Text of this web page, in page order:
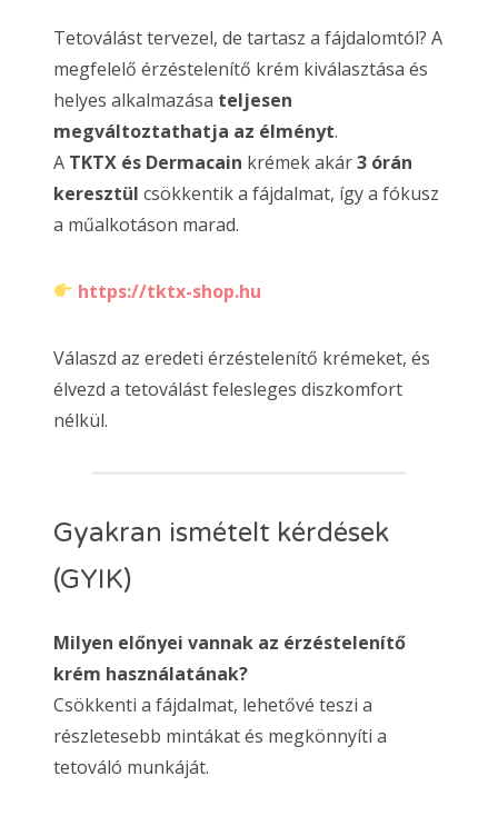
Tetoválást tervezel, de tartasz a fájdalomtól? A
megfelelő érzéstelenítő krém kiválasztása és
helyes alkalmazása teljesen
megváltoztathatja az élményt.
A TKTX és Dermacain krémek akár3 órán
keresztül csökkentik a fájdalmat, így a fókusz
a műalkotáson marad.
https://tktx-shop.hu
Válaszd az eredeti érzéstelenítő krémeket, és
élvezd a tetoválást felesleges diszkomfort
nélkül.
Gyakran ismételt kérdések
(GYIK)
Milyen előnyei vannak az érzéstelenítő
krém használatának?
Csökkenti a fájdalmat, lehetővé teszi a
részletesebb mintákat és megkönnyíti a
tetováló munkáját.